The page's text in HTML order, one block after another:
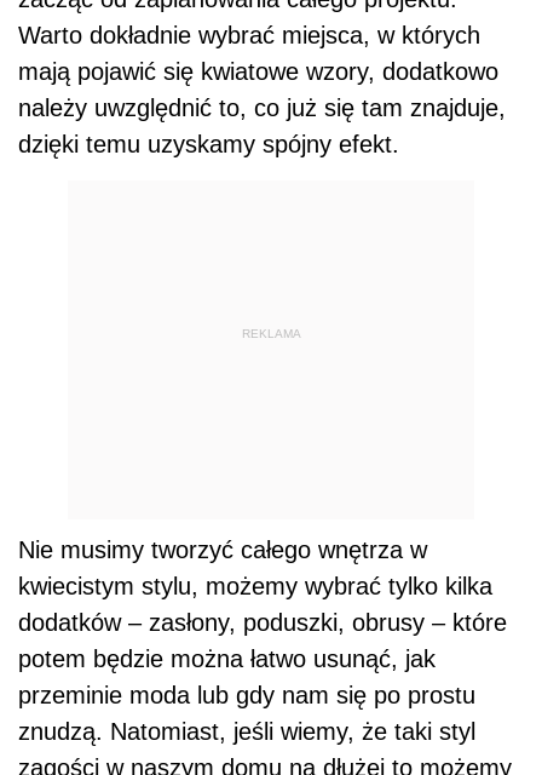
Warto dokładnie wybrać miejsca, w których
mają pojawić się kwiatowe wzory, dodatkowo
należy uwzględnić to, co już się tam znajduje,
dzięki temu uzyskamy spójny efekt.
REKLAMA
Nie musimy tworzyć całego wnętrza w
kwiecistym stylu, możemy wybrać tylko kilka
dodatków – zasłony, poduszki, obrusy – które
potem będzie można łatwo usunąć, jak
przeminie moda lub gdy nam się po prostu
znudzą. Natomiast, jeśli wiemy, że taki styl
zagości w naszym domu na dłużej to możemy